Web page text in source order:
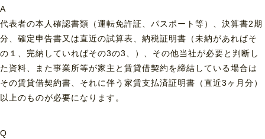
A
代表者の本人確認書類（運転免許証、パスポート等）、決算書2期
分、確定申告書又は直近の試算表、納税証明書（未納があればそ
の１、完納していればその3の3、）、その他当社が必要と判断し
た資料、また事業所等が家主と賃貸借契約を締結している場合は
その賃貸借契約書、それに伴う家賃支払済証明書（直近3ヶ月分）
以上のものが必要になります。
Q